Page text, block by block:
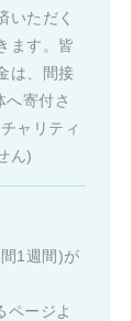
いただく
ます。皆
は、間接
へ寄付さ
ャリティ
ん)
1週間)が
ページよ